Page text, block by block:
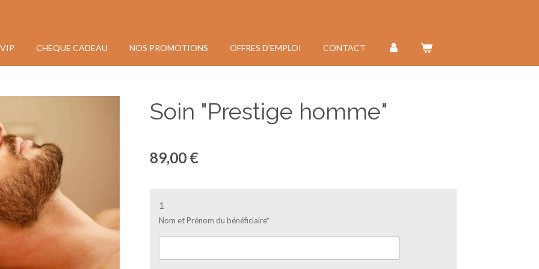
CHÈQUE CADEAU NOS PROMOTIONS OFFRES D'EMPLOI CONTACT
Soin "Prestige homme"
89,00 €
1
Nom et Prénom du bénéficiaire*